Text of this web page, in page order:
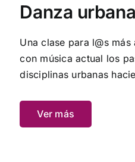
Danza urbana
Una clase para l@s
con música actual los
disciplinas urbanas
Ver más